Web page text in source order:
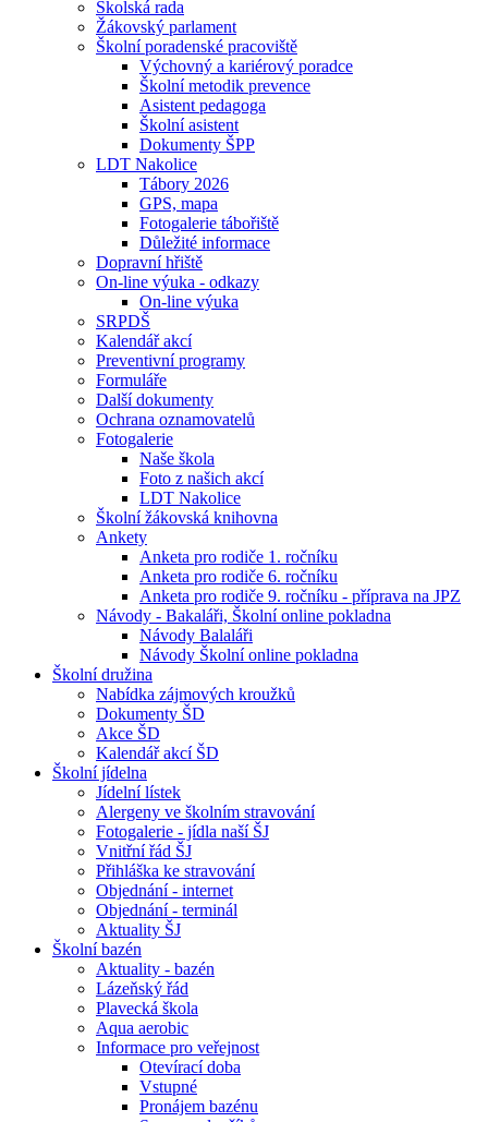
Školská rada
Žákovský parlament
Školní poradenské pracoviště
Výchovný a kariérový poradce
Školní metodik prevence
Asistent pedagoga
Školní asistent
Dokumenty ŠPP
LDT Nakolice
Tábory 2026
GPS, mapa
Fotogalerie tábořiště
Důležité informace
Dopravní hřiště
On-line výuka - odkazy
On-line výuka
SRPDŠ
Kalendář akcí
Preventivní programy
Formuláře
Další dokumenty
Ochrana oznamovatelů
Fotogalerie
Naše škola
Foto z našich akcí
LDT Nakolice
Školní žákovská knihovna
Ankety
Anketa pro rodiče 1. ročníku
Anketa pro rodiče 6. ročníku
Anketa pro rodiče 9. ročníku - příprava na JPZ
Návody - Bakaláři, Školní online pokladna
Návody Balaláři
Návody Školní online pokladna
Školní družina
Nabídka zájmových kroužků
Dokumenty ŠD
Akce ŠD
Kalendář akcí ŠD
Školní jídelna
Jídelní lístek
Alergeny ve školním stravování
Fotogalerie - jídla naší ŠJ
Vnitřní řád ŠJ
Přihláška ke stravování
Objednání - internet
Objednání - terminál
Aktuality ŠJ
Školní bazén
Aktuality - bazén
Lázeňský řád
Plavecká škola
Aqua aerobic
Informace pro veřejnost
Otevírací doba
Vstupné
Pronájem bazénu